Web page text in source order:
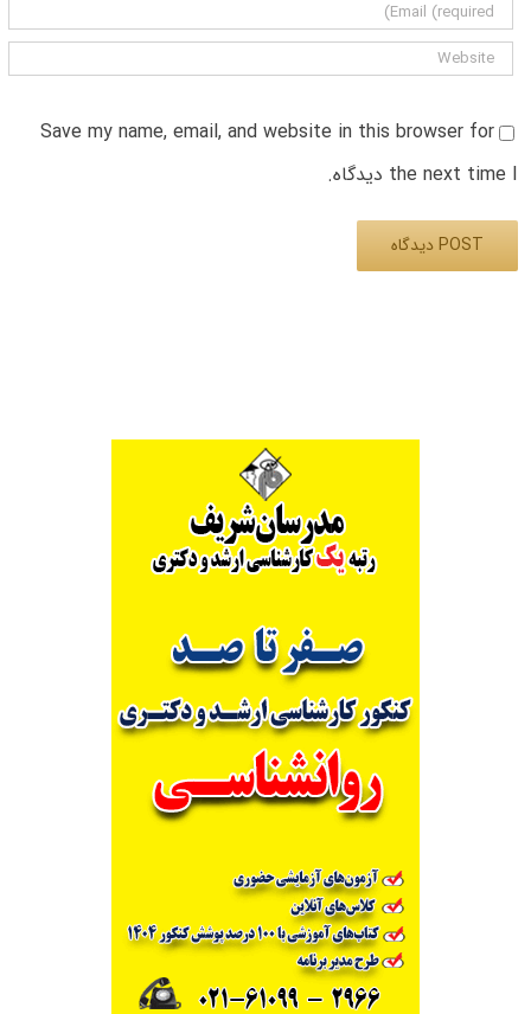
Save my name, email, and website in this browser for
the next time I دیدگاه.